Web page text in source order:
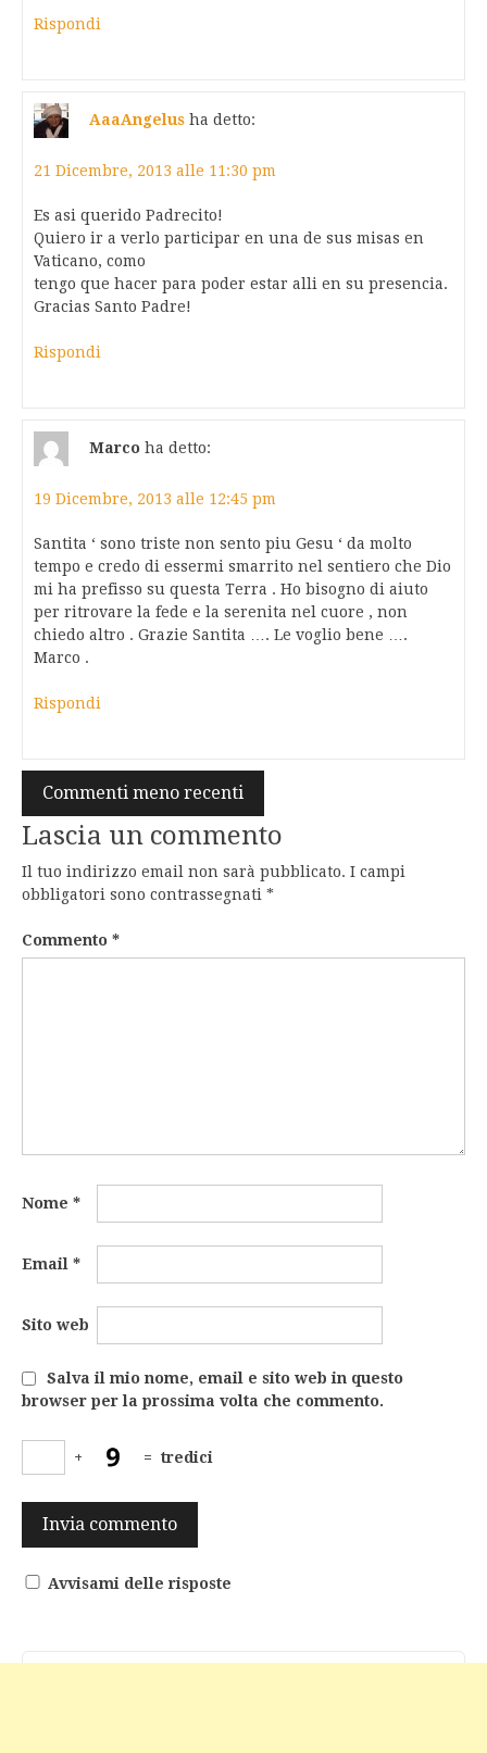
Rispondi
AaaAngelus ha detto:
21 Dicembre, 2013 alle 11:30 pm
Es asi querido Padrecito!
Quiero ir a verlo participar en una de sus misas en
Vaticano, como
tengo que hacer para poder estar alli en su presencia.
Gracias Santo Padre!
Rispondi
Marco ha detto:
19 Dicembre, 2013 alle 12:45 pm
Santita ‘ sono triste non sento piu Gesu ‘ da molto
tempo e credo di essermi smarrito nel sentiero che Dio
mi ha prefisso su questa Terra . Ho bisogno di aiuto
per ritrovare la fede e la serenita nel cuore , non
chiedo altro . Grazie Santita …. Le voglio bene ….
Marco .
Rispondi
Navigazione
commenti
Commenti meno recenti
Lascia un commento
Il tuo indirizzo email non sarà pubblicato. I campi
obbligatori sono contrassegnati *
Commento *
Nome *
Email *
Sito web
Salva il mio nome, email e sito web in questo
browser per la prossima volta che commento.
+ = tredici
Avvisami delle risposte